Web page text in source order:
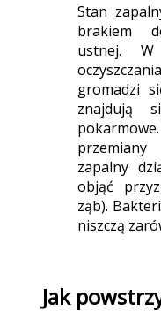
Stan
brakiem
ustnej. W
gromadzi
znajdują
zapalny
objąć
ząb).
niszczą
Jak